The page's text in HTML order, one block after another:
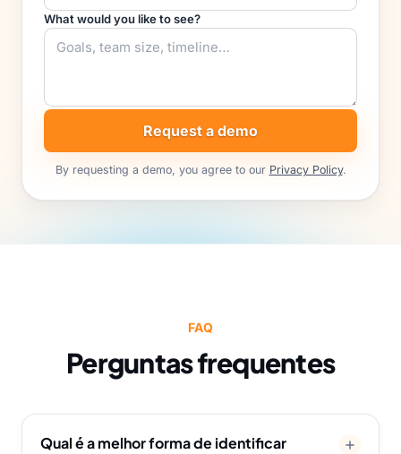
What would you like to see?
Request a demo
By requesting a demo, you agree to our Privacy Policy.
FAQ
Perguntas frequentes
Qual é a melhor forma de identificar